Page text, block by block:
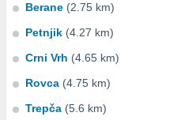
Berane (2.75 km)
Petnjik (4.27 km)
Crni Vrh (4.65 km)
Rovca (4.75 km)
Trepča (5.6 km)